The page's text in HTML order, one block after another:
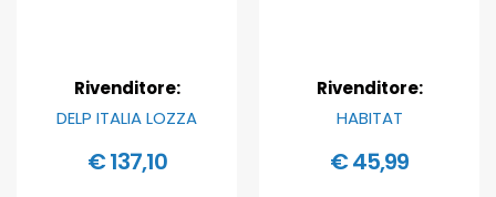
Rivenditore:
DELP ITALIA LOZZA
€ 137,10
Rivenditore:
HABITAT
€ 45,99